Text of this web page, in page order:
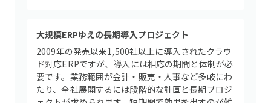
大規模ERPゆえの長期導入プロジェクト
2009年の発売以来1,500社以上に導入されたクラウ
ド対応ERPですが、導入には相応の期間と体制が必
要です。業務範囲が会計・販売・人事など多岐にわ
たり、全社展開するには段階的な計画と長期プロジ